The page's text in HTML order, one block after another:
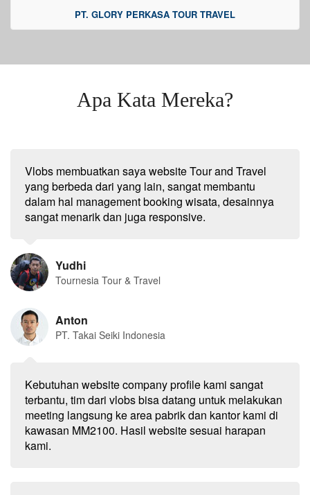
PT. GLORY PERKASA TOUR TRAVEL
Apa Kata Mereka?
Vlobs membuatkan saya website Tour and Travel
yang berbeda dari yang lain, sangat membantu
dalam hal management booking wisata, desainnya
sangat menarik dan juga responsive.
Yudhi
Tournesia Tour & Travel
Anton
PT. Takai Seiki Indonesia
Kebutuhan website company profile kami sangat
terbantu, tim dari vlobs bisa datang untuk melakukan
meeting langsung ke area pabrik dan kantor kami di
kawasan MM2100. Hasil website sesuai harapan
kami.